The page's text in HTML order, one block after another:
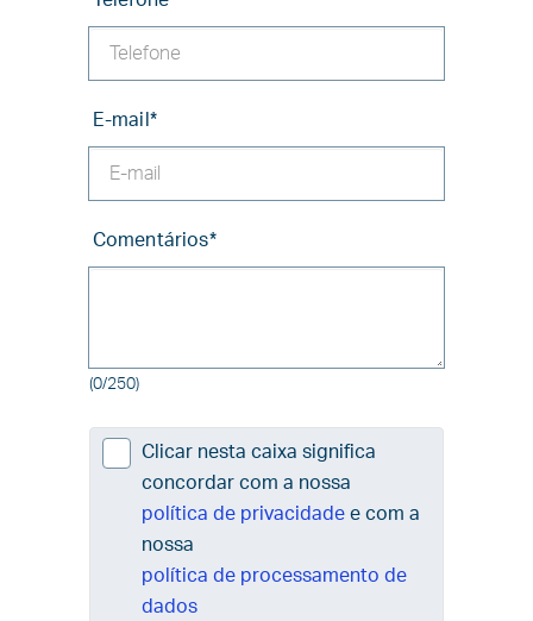
E-mail *
Comentários*
(0/250)
Clicar nesta caixa significa
concordar com a nossa
política de privacidadee com a
nossa
política de processamento de
dados